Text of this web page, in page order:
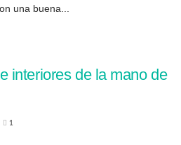
una buena...
interiores de la mano de
1